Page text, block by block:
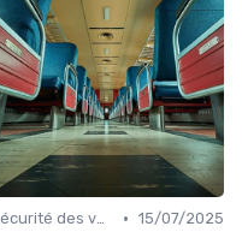
Sécurité des voyageurs • 15/07/2025